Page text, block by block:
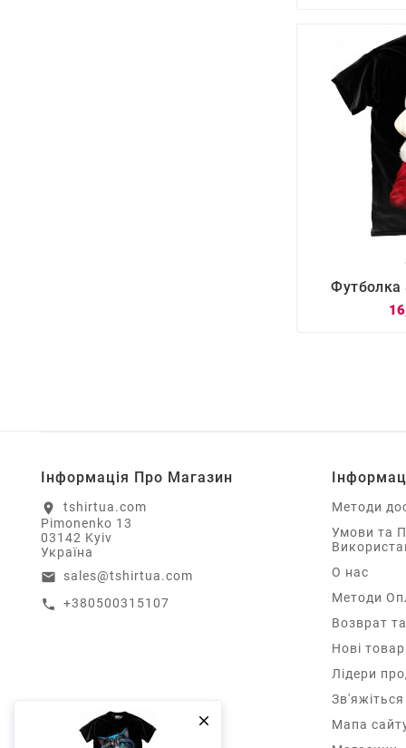

Футболка
Інформація Про Магазин
location_on
tshirtua.com
Pimonenko 13
03142 Kyiv
Україна
email sales@tshirtua.com
call +380500315107
Методи
Умови та
О нас
Методи
Возврат
Нові
Лідери
Мапа